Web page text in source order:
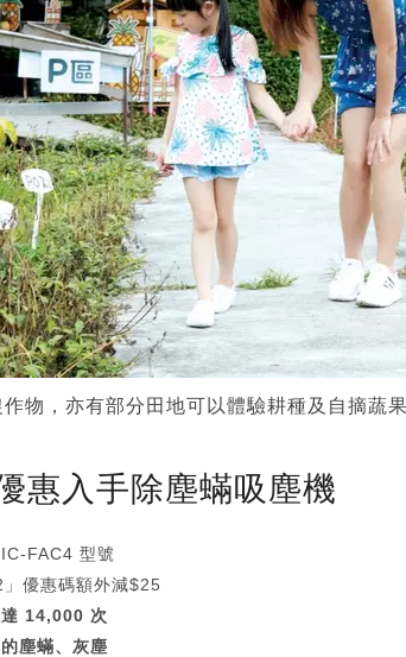
物，亦有部分田地可以體驗耕種及自摘蔬
惠入手除塵蟎吸塵機
FAC4 型號
優惠碼額外減$25
14,000 次
塵蟎、灰塵